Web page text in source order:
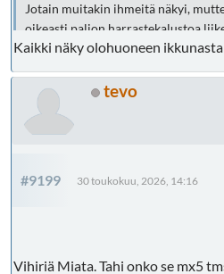
Jotain muitakin ihmeitä näkyi,
oikeasti paljon harrastekalustoa
Kaikki näky olohuoneen
tevo
#9199 30 toukokuu, 2026, 14:16
Vihiriä Miata. Tahi onko se mx5